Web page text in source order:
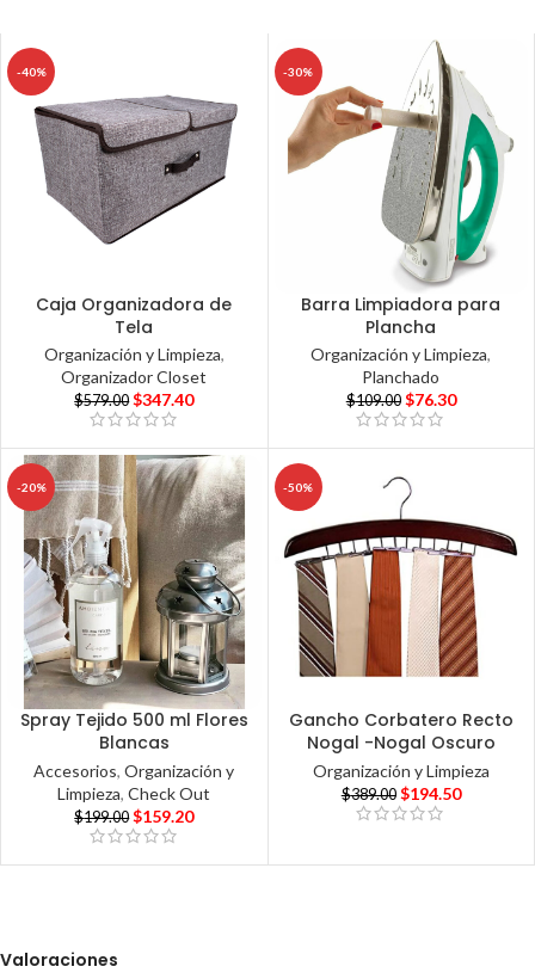
-40%
Caja Organizadora de
Tela
Organización y Limpieza,
Organizador Closet
$579.00 $347.40
-30%
Barra Limpiadora para
Plancha
Organización y Limpieza,
Planchado
$109.00 $76.30
-20%
Spray Tejido 500 ml Flores
Blancas
Accesorios,Organización y
Limpieza,Check Out
$199.00 $159.20
-50%
Gancho Corbatero Recto
Nogal -Nogal Oscuro
Organización y Limpieza
$389.00 $194.50
Valoraciones